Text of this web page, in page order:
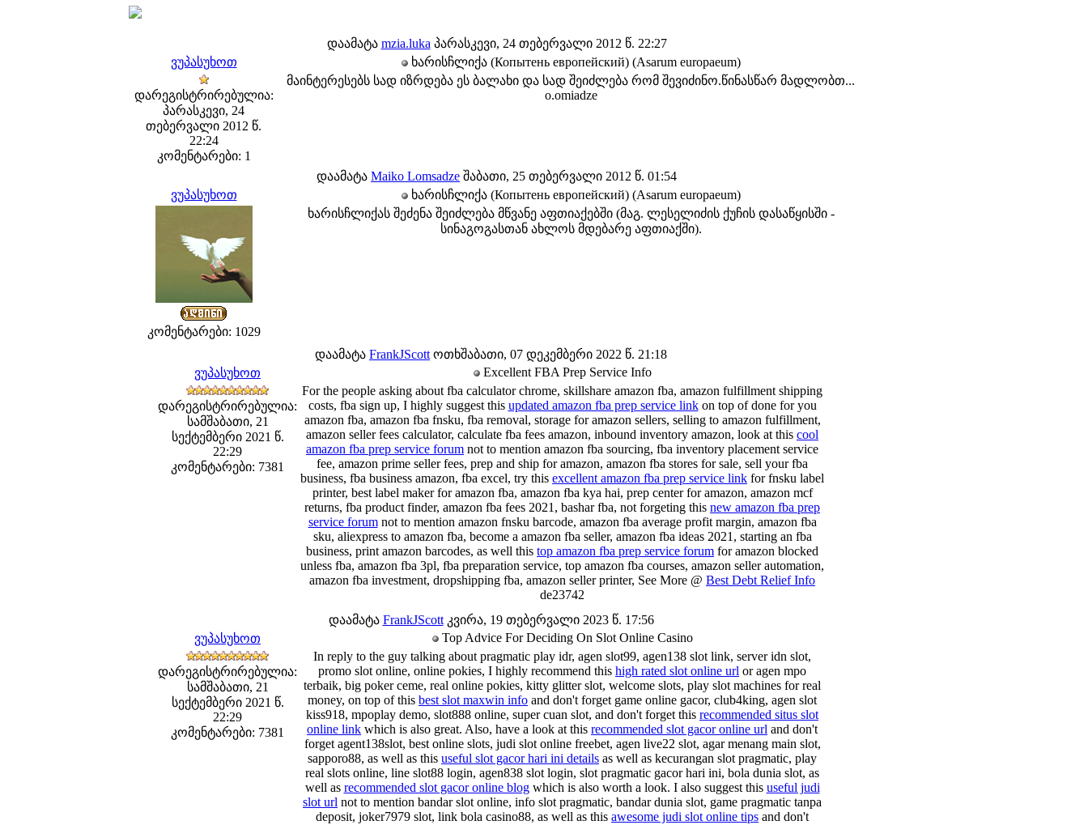
დაამატა mzia.luka პარასკევი, 24 თებერვალი 2012 წ. 22:27
ვუპასუხოთ
ხარისჩლიქა (Копытень европейский) (Asarum europaeum)
დარეგისტრირებულია:
პარასკევი, 24
თებერვალი 2012 წ.
22:24
კომენტარები: 1
მაინტერესებს სად იზრდება ეს ბალახი და სად შეიძლება რომ შევიძინო.წინასწარ მადლობთ...
o.omiadze
დაამატა Maiko Lomsadze შაბათი, 25 თებერვალი 2012 წ. 01:54
ვუპასუხოთ
ხარისჩლიქა (Копытень европейский) (Asarum europaeum)
კომენტარები: 1029
ხარისჩლიქას შეძენა შეიძლება მწვანე აფთიაქებში (მაგ. ლესელიძის ქუჩის დასაწყისში -
სინაგოგასთან ახლოს მდებარე აფთიაქში).
დაამატა FrankJScott ოთხშაბათი, 07 დეკემბერი 2022 წ. 21:18
ვუპასუხოთ
Excellent FBA Prep Service Info
დარეგისტრირებულია:
სამშაბათი, 21
სექტემბერი 2021 წ.
22:29
კომენტარები: 7381
For the people asking about fba calculator chrome, skillshare amazon fba, amazon fulfillment shipping
costs, fba sign up, I highly suggest this updated amazon fba prep service linkon top of done for you
amazon fba, amazon fba fnsku, fba removal, storage for amazon sellers, selling to amazon fulfillment,
amazon seller fees calculator, calculate fba fees amazon, inbound inventory amazon, look at this cool
amazon fba prep service forum not to mention amazon fba sourcing, fba inventory placement service
fee, amazon prime seller fees, prep and ship for amazon, amazon fba stores for sale, sell your fba
business, fba business amazon, fba excel, try this excellent amazon fba prep service link for fnsku label
printer, best label maker for amazon fba, amazon fba kya hai, prep center for amazon, amazon mcf
returns, fba product finder, amazon fba fees 2021, bashar fba, not forgeting this new amazon fba prep
service forumnot to mention amazon fnsku barcode, amazon fba average profit margin, amazon fba
sku, aliexpress to amazon fba, become a amazon fba seller, amazon fba ideas 2021, starting an fba
business, print amazon barcodes, as well this top amazon fba prep service forum for amazon blocked
unless fba, amazon fba 3pl, fba preparation service, top amazon fba courses, amazon seller automation,
amazon fba investment, dropshipping fba, amazon seller printer, See More @ Best Debt Relief Info
de23742
დაამატა FrankJScottკვირა, 19 თებერვალი 2023 წ. 17:56
ვუპასუხოთ
Top Advice For Deciding On Slot Online Casino
დარეგისტრირებულია:
სამშაბათი, 21
სექტემბერი 2021 წ.
22:29
კომენტარები: 7381
In reply to the guy talking about pragmatic play idr, agen slot99, agen138 slot link, server idn slot,
promo slot online, online pokies, I highly recommend this high rated slot online url or agen mpo
terbaik, big poker ceme, real online pokies, kitty glitter slot, welcome slots, play slot machines for real
money, on top of this best slot maxwin info and don't forget game online gacor, club4king, agen slot
kiss918, mpoplay demo, slot888 online, super cuan slot, and don't forget this recommended situs slot
online link which is also great. Also, have a look at this recommended slot gacor online url and don't
forget agent138slot, best online slots, judi slot online freebet, agen live22 slot, agar menang main slot,
sapporo88, as well as this useful slot gacor hari ini details as well as kecurangan slot pragmatic, play
real slots online, line slot88 login, agen838 slot login, slot pragmatic gacor hari ini, bola dunia slot, as
well as recommended slot gacor online blogwhich is also worth a look. I also suggest this useful judi
slot url not to mention bandar slot online, info slot pragmatic, bandar dunia slot, game pragmatic tanpa
deposit, joker7979 slot, link bola casino88, as well as this awesome judi slot online tips and don't